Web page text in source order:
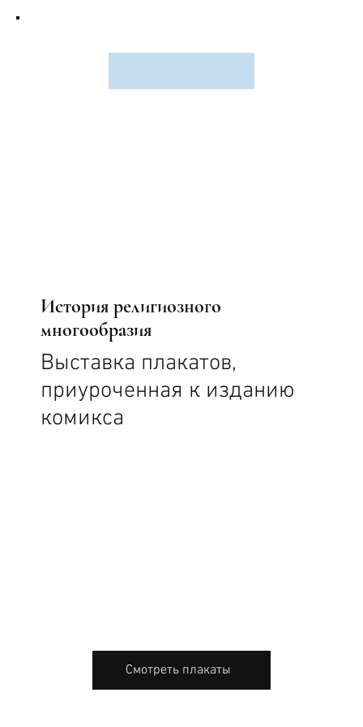
История религиозного
многообразия
Выставка плакатов,
приуроченная к изданию
комикса
Смотреть плакаты